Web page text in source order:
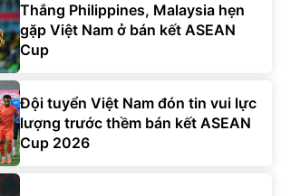
Thắng Philippines, Malaysia hẹn
gặp Việt Nam ở bán kết ASEAN
Cup
Đội tuyển Việt Nam đón tin vui lực
lượng trước thềm bán kết ASEAN
Cup 2026